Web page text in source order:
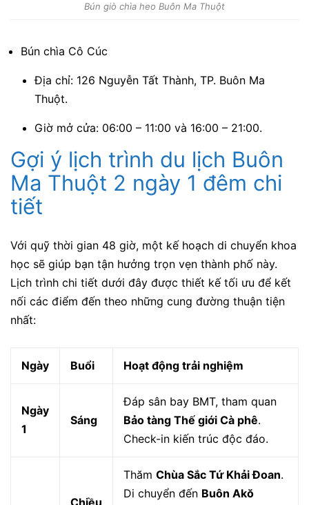
Bún giò chìa heo Buôn Ma Thuột
Bún chìa Cô Cúc
Địa chỉ: 126 Nguyễn Tất Thành, TP. Buôn Ma
Thuột.
Giờ mở cửa: 06:00 – 11:00 và 16:00 – 21:00.
Gợi ý lịch trình du lịch Buôn
Ma Thuột 2 ngày 1 đêm chi
tiết
Với quỹ thời gian 48 giờ, một kế hoạch di chuyển khoa
học sẽ giúp bạn tận hưởng trọn vẹn thành phố này.
Lịch trình chi tiết dưới đây được thiết kế tối ưu để kết
nối các điểm đến theo những cung đường thuận tiện
nhất:
Ngày Buổi Hoạt động trải nghiệm
Ngày
1
Sáng
Đáp sân bay BMT, tham quan
Bảo tàng Thế giới Cà phê.
Check-in kiến trúc độc đáo.
Chiều
Thăm Chùa Sắc Tứ Khải Đoan.
Di chuyển đến Buôn Akŏ